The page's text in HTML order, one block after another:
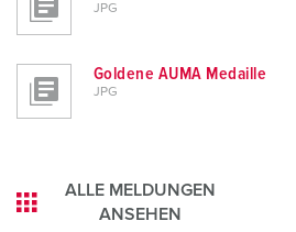
JPG
Goldene AUMA Medaille
JPG
ALLE MELDUNGEN
ANSEHEN